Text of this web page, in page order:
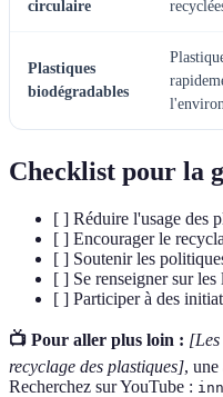
circulaire
Plastiques
biodégradables
Checklist pour la
[ ] Réduire l'usage des
[ ] Encourager le
[ ] Soutenir les
[ ] Se renseigner sur
[ ] Participer à des
📺 Pour aller plus loin : [Les
recyclage des plastiques], une
Recherchez sur YouTube :